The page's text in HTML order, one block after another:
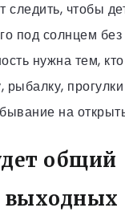
следить, чтобы
под солнцем
нужна тем,
рыбалку,
на
общий
выходных